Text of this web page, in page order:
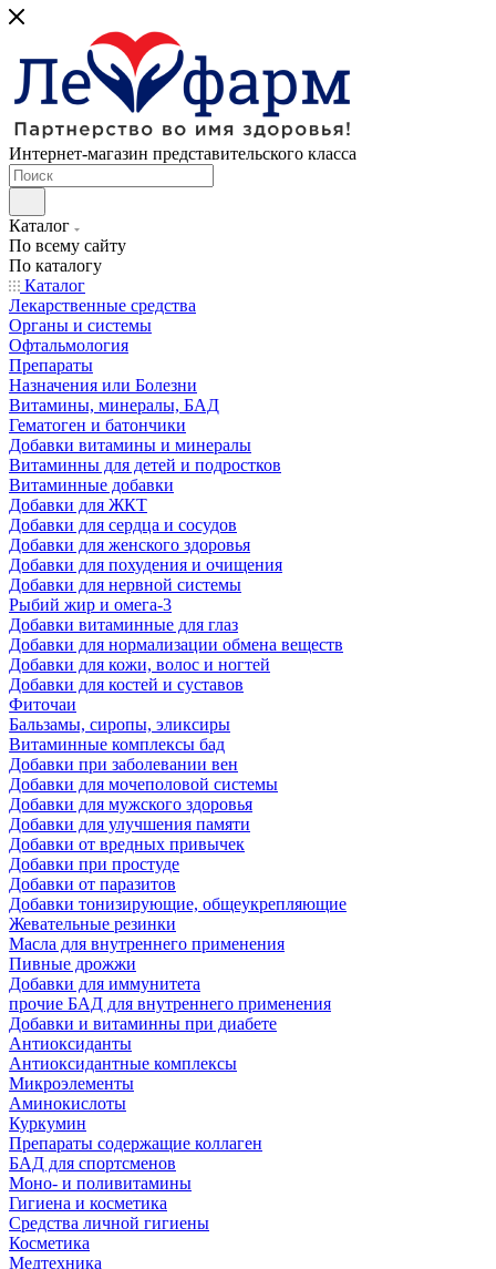
Интернет-магазин представительского класса
Каталог
По всему сайту
По каталогу
Каталог
Лекарственные средства
Органы и системы
Офтальмология
Препараты
Назначения или Болезни
Витамины, минералы, БАД
Гематоген и батончики
Добавки витамины и минералы
Витаминны для детей и подростков
Витаминные добавки
Добавки для ЖКТ
Добавки для сердца и сосудов
Добавки для женского здоровья
Добавки для похудения и очищения
Добавки для нервной системы
Рыбий жир и омега-3
Добавки витаминные для глаз
Добавки для нормализации обмена веществ
Добавки для кожи, волос и ногтей
Добавки для костей и суставов
Фиточаи
Бальзамы, сиропы, эликсиры
Витаминные комплексы бад
Добавки при заболевании вен
Добавки для мочеполовой системы
Добавки для мужского здоровья
Добавки для улучшения памяти
Добавки от вредных привычек
Добавки при простуде
Добавки от паразитов
Добавки тонизирующие, общеукрепляющие
Жевательные резинки
Масла для внутреннего применения
Пивные дрожжи
Добавки для иммунитета
прочие БАД для внутреннего применения
Добавки и витаминны при диабете
Антиоксиданты
Антиоксидантные комплексы
Микроэлементы
Аминокислоты
Куркумин
Препараты содержащие коллаген
БАД для спортсменов
Моно- и поливитамины
Гигиена и косметика
Средства личной гигиены
Косметика
Медтехника